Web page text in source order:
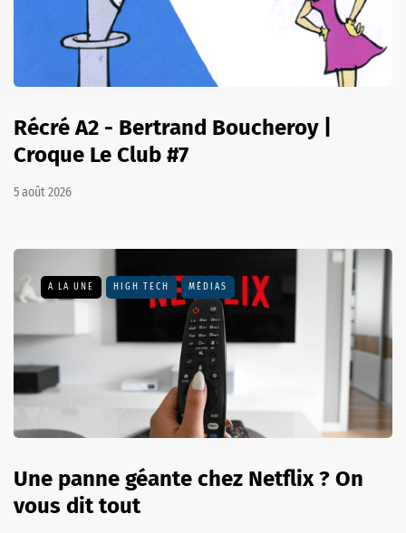
Récré A2 - Bertrand Boucheroy |
Croque Le Club #7
5 août 2026
A LA UNE HIGH TECH MÉDIAS
Une panne géante chez Netflix ? On
vous dit tout